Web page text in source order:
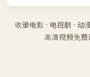
收录电影 · 电视剧 · 动
高清视频免费